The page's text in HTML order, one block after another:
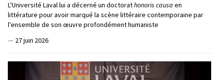
L'Université Laval lui a décerné un doctorathonoris causa en
littérature pour avoir marqué la scène littéraire contemporaine par
l'ensemble de son œuvre profondément humaniste
— 27 juin 2026